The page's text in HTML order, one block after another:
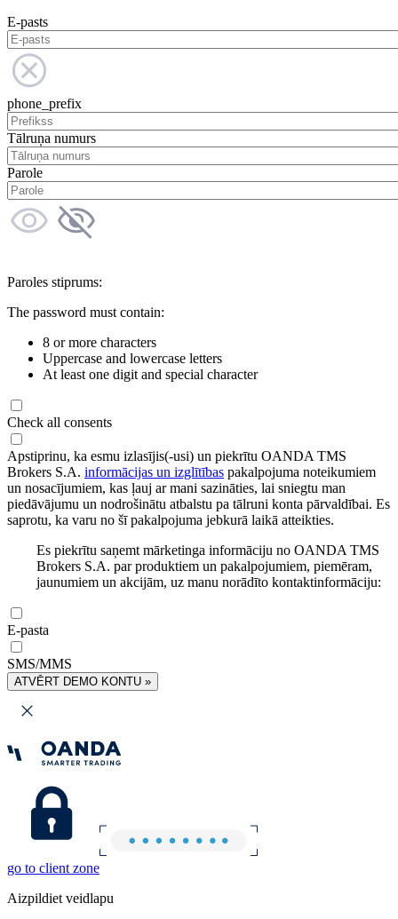
E-pasts
phone_prefix
Tālruņa numurs
Parole
Paroles stiprums:
The password must contain:
8 or more characters
Uppercase and lowercase letters
At least one digit and special character
Check all consents
Apstiprinu, ka esmu izlasījis(-usi) un piekrītu OANDA TMS
Brokers S.A. informācijas un izglītības pakalpojuma noteikumiem
un nosacījumiem, kas ļauj ar mani sazināties, lai sniegtu man
piedāvājumu un nodrošinātu atbalstu pa tālruni konta pārvaldībai. Es
saprotu, ka varu no šī pakalpojuma jebkurā laikā atteikties.
Es piekrītu saņemt mārketinga informāciju no OANDA TMS
Brokers S.A. par produktiem un pakalpojumiem, piemēram,
jaunumiem un akcijām, uz manu norādīto kontaktinformāciju:
E-pasta
SMS/MMS
ATVĒRT DEMO KONTU »
go to client zone
Aizpildiet veidlapu